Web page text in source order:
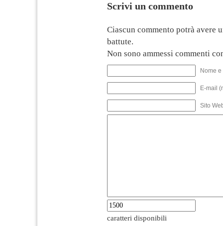
Scrivi un commento
Ciascun commento potrà avere
battute.
Non sono ammessi commenti
Nome
E-mail
Sito
caratteri disponibili